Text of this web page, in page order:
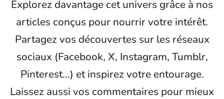
Explorez davantage cet univers grâce à nos
articles conçus pour nourrir votre intérêt.
Partagez vos découvertes sur les réseaux
sociaux (Facebook, X, Instagram, Tumblr,
Pinterest...) et inspirez votre entourage.
Laissez aussi vos commentaires pour mieux